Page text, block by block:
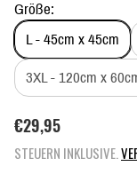
Größe:
L - 45cm x 45cm
3XL - 120cm x
R
E
G
€29,95
STEUERN INKLUSIVE.